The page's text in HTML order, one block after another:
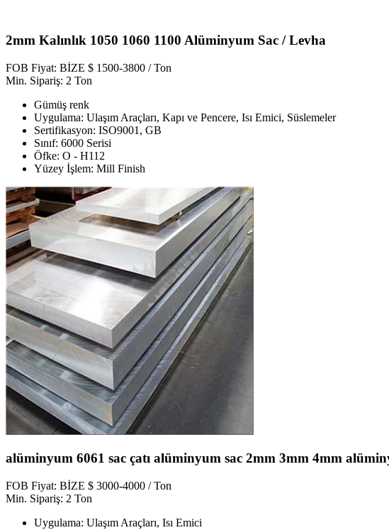
2mm Kalınlık 1050 1060 1100 Alüminyum Sac / Levha
FOB Fiyat: BİZE $ 1500-3800 / Ton
Min. Sipariş: 2 Ton
Gümüş renk
Uygulama: Ulaşım Araçları, Kapı ve Pencere, Isı Emici, Süslemeler
Sertifikasyon: ISO9001, GB
Sınıf: 6000 Serisi
Öfke: O - H112
Yüzey İşlem: Mill Finish
alüminyum 6061 sac çatı alüminyum sac 2mm 3mm 4mm
FOB Fiyat: BİZE $ 3000-4000 / Ton
Min. Sipariş: 2 Ton
Uygulama: Ulaşım Araçları, Isı Emici